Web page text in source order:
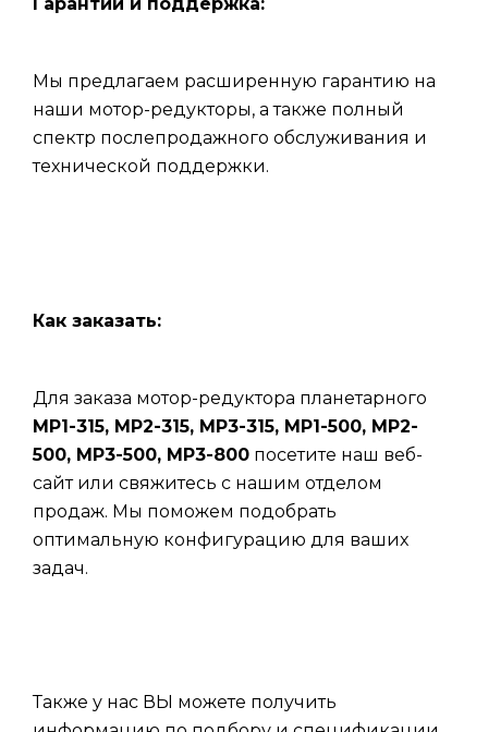
Мы предлагаем расширенную гарантию на
наши мотор-редукторы, а также полный
спектр послепродажного обслуживания и
технической поддержки.
Как заказать:
Для заказа мотор-редуктора планетарного
МР1-315, МР2-315, МР3-315, МР1-500, МР2-
500, МР3-500, МР3-800 посетите наш веб-
сайт или свяжитесь с нашим отделом
продаж. Мы поможем подобрать
оптимальную конфигурацию для ваших
задач.
Также у нас ВЫ можете получить